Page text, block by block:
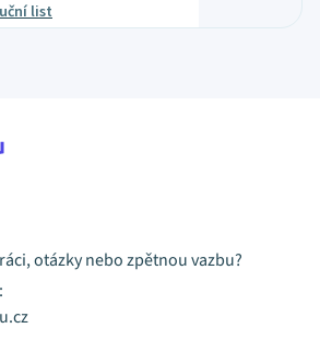
list
otázky nebo zpětnou vazbu?